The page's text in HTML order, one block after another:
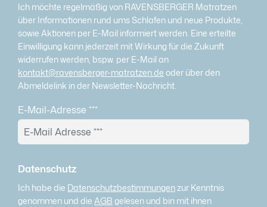
Ich möchte regelmäßig von RAVENSBERGER Matratzen
über Informationen rund ums Schlafen und neue Produkte,
sowie Aktionen per E-Mail informiert werden. Eine erteilte
Einwilligung kann jederzeit mit Wirkung für die Zukunft
widerrufen werden, bspw. per E-Mail an
kontakt@ravensberger-matratzen.de oder über den
Abmeldelink in der Newsletter-Nachricht.
E-Mail-Adresse ***
Datenschutz
Ich habe die Datenschutzbestimmungenzur Kenntnis
genommen und die AGB gelesen und bin mit ihnen